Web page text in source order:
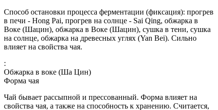
Способ остановки процесса ферментации (фиксация): прогрев
в печи - Hong Pai, прогрев на солнце - Sai Qing, обжарка в
Воке (Шацин), обжарка в Воке (Шацин), сушка в тени, сушка
на солнце, обжарка на древесных углях (Yan Bei). Сильно
влияет на свойства чая.
:
Обжарка в воке (Ша Цин)
Форма чая
Чай бывает рассыпной и прессованный. Форма влияет на
свойства чая, а также на способность к хранению. Считается,